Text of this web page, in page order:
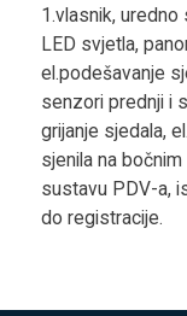
1.vlasnik,
LED svjetla,
el.podešavanje
senzori prednji i
grijanje sjedala,
sjenila na
sustavu PDV-a,
do registracije.